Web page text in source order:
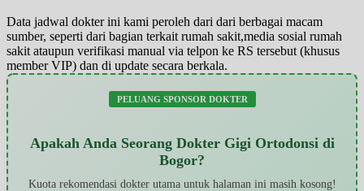
Data jadwal dokter ini kami peroleh dari dari berbagai macam
sumber, seperti dari bagian terkait rumah sakit,media sosial rumah
sakit ataupun verifikasi manual via telpon ke RS tersebut (khusus
member VIP) dan di update secara berkala.
PELUANG SPONSOR DOKTER
Apakah Anda Seorang Dokter Gigi Ortodonsi di
Bogor?
Kuota rekomendasi dokter utama untuk halaman ini masih kosong!